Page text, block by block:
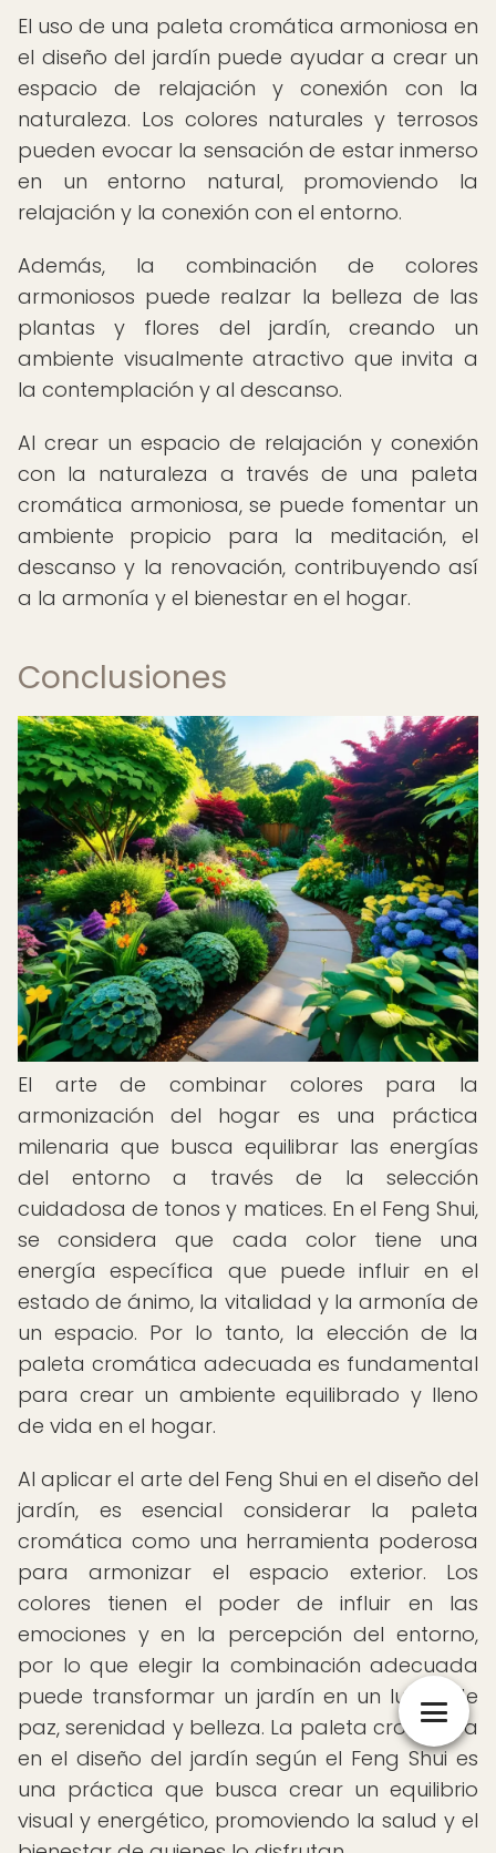
El uso de una paleta cromática armoniosa en
el diseño del jardín puede ayudar a crear un
espacio de relajación y conexión con la
naturaleza. Los colores naturales y terrosos
pueden evocar la sensación de estar inmerso
en un entorno natural, promoviendo la
relajación y la conexión con el entorno.
Además, la combinación de colores
armoniosos puede realzar la belleza de las
plantas y flores del jardín, creando un
ambiente visualmente atractivo que invita a
la contemplación y al descanso.
Al crear un espacio de relajación y conexión
con la naturaleza a través de una paleta
cromática armoniosa, se puede fomentar un
ambiente propicio para la meditación, el
descanso y la renovación, contribuyendo así
a la armonía y el bienestar en el hogar.
Conclusiones
El arte de combinar colores para la
armonización del hogar es una práctica
milenaria que busca equilibrar las energías
del entorno a través de la selección
cuidadosa de tonos y matices. En el Feng Shui,
se considera que cada color tiene una
energía específica que puede influir en el
estado de ánimo, la vitalidad y la armonía de
un espacio. Por lo tanto, la elección de la
paleta cromática adecuada es fundamental
para crear un ambiente equilibrado y lleno
de vida en el hogar.
Al aplicar el arte del Feng Shui en el diseño del
jardín, es esencial considerar la paleta
cromática como una herramienta poderosa
para armonizar el espacio exterior. Los
colores tienen el poder de influir en las
emociones y en la percepción del entorno,
por lo que elegir la combinación adecuada
puede transformar un jardín en un lugar de
paz, serenidad y belleza. La paleta cromática
en el diseño del jardín según el Feng Shui es
una práctica que busca crear un equilibrio
visual y energético, promoviendo la salud y el